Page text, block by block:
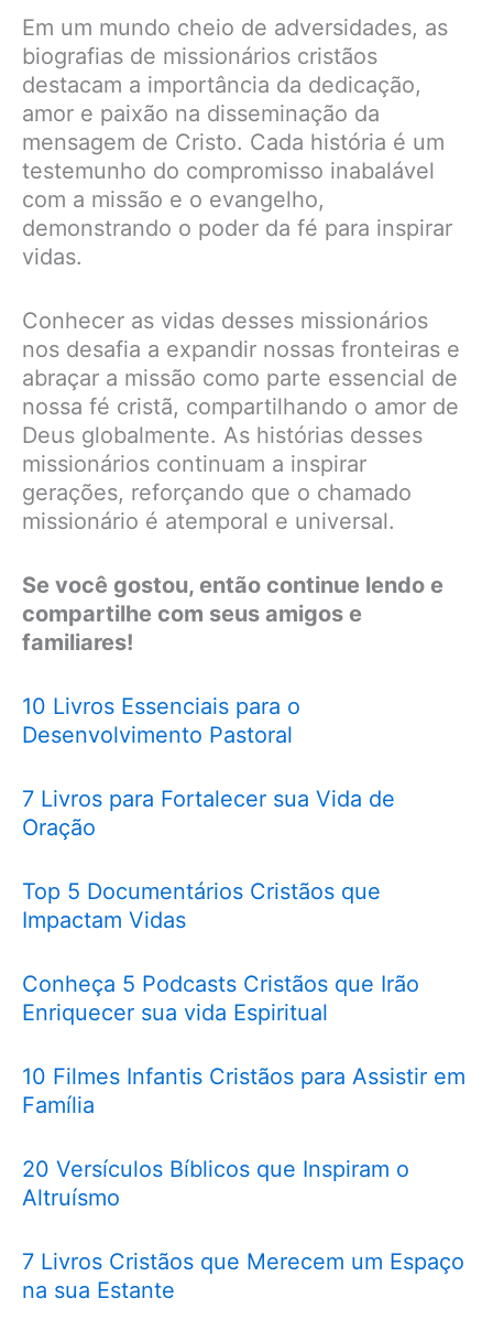
Em um mundo cheio de adversidades, as
biografias de missionários cristãos
destacam a importância da dedicação,
amor e paixão na disseminação da
mensagem de Cristo. Cada história é um
testemunho do compromisso inabalável
com a missão e o evangelho,
demonstrando o poder da fé para inspirar
vidas.
Conhecer as vidas desses missionários
nos desafia a expandir nossas fronteiras e
abraçar a missão como parte essencial de
nossa fé cristã, compartilhando o amor de
Deus globalmente. As histórias desses
missionários continuam a inspirar
gerações, reforçando que o chamado
missionário é atemporal e universal.
Se você gostou, então continue lendo e
compartilhe com seus amigos e
familiares!
10 Livros Essenciais para o
Desenvolvimento Pastoral
7 Livros para Fortalecer sua Vida de
Oração
Top 5 Documentários Cristãos que
Impactam Vidas
Conheça 5 Podcasts Cristãos que Irão
Enriquecer sua vida Espiritual
10 Filmes Infantis Cristãos para Assistir em
Família
20 Versículos Bíblicos que Inspiram o
Altruísmo
7 Livros Cristãos que Merecem um Espaço
na sua Estante